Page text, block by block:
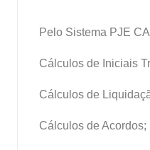
Pelo Sistema PJE
Cálculos de Iniciais
Cálculos de
Cálculos de Acordos;